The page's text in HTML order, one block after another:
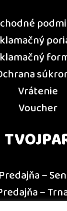
Vrátenie
Voucher
Predajňa –
–